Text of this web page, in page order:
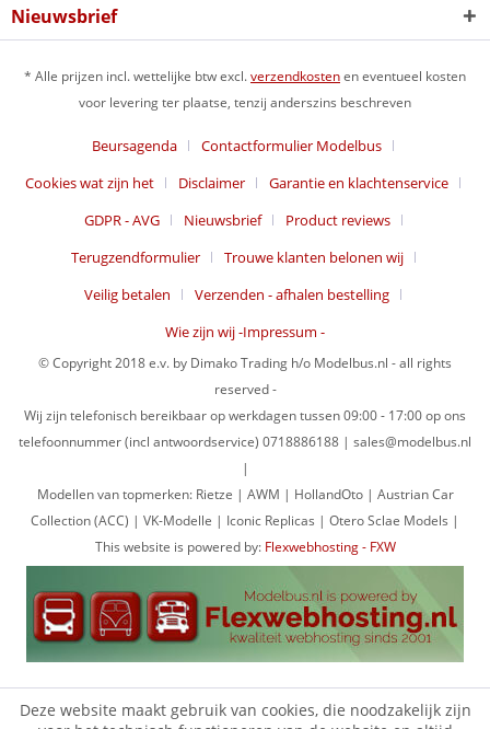
Nieuwsbrief
* Alle prijzen incl. wettelijke btw excl.verzendkostenen eventueel kosten
voor levering ter plaatse, tenzij anderszins beschreven
Beursagenda
Contactformulier Modelbus
Cookies wat zijn het
Disclaimer
Garantie en klachtenservice
GDPR - AVG
Nieuwsbrief
Product reviews
Terugzendformulier
Trouwe klanten belonen wij
Veilig betalen
Verzenden - afhalen bestelling
Wie zijn wij -Impressum -
© Copyright 2018 e.v. by Dimako Trading h/o Modelbus.nl - all rights
reserved -
Wij zijn telefonisch bereikbaar op werkdagen tussen 09:00 - 17:00 op ons
telefoonnummer (incl antwoordservice) 0718886188 | sales@modelbus.nl
|
Modellen van topmerken: Rietze | AWM | HollandOto | Austrian Car
Collection (ACC) | VK-Modelle | Iconic Replicas | Otero Sclae Models |
This website is powered by: Flexwebhosting - FXW
Deze website maakt gebruik van cookies, die noodzakelijk zijn